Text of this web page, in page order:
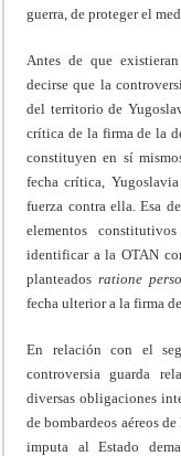
guerra, de proteger el
Antes de que
decirse que la
del territorio de
crítica de la firma de la
constituyen en sí
fecha crítica,
fuerza contra ella. Esa
elementos
identificar a la OTAN
planteadosratione
fecha ulterior a la firma
En relación con el
controversia guarda
diversas obligaciones
de bombardeos aéreos
imputa al Estado